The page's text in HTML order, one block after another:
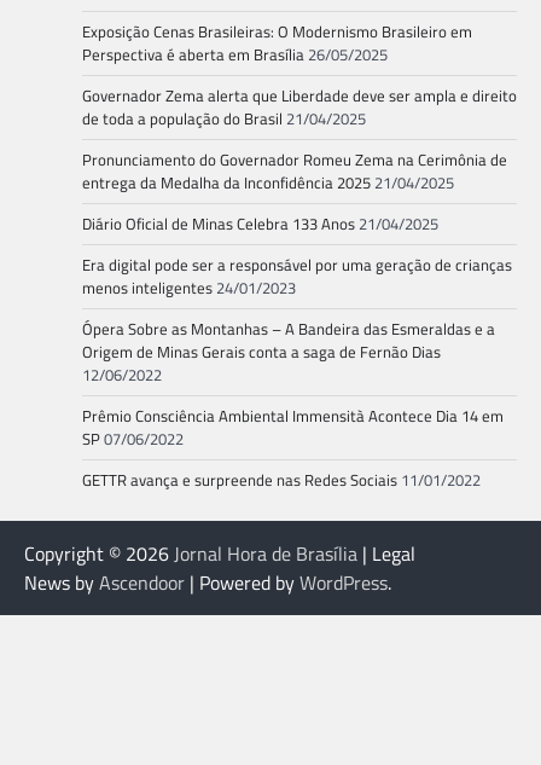
Exposição Cenas Brasileiras: O Modernismo Brasileiro em
Perspectiva é aberta em Brasília 26/05/2025
Governador Zema alerta que Liberdade deve ser ampla e direito
de toda a população do Brasil 21/04/2025
Pronunciamento do Governador Romeu Zema na Cerimônia de
entrega da Medalha da Inconfidência 2025 21/04/2025
Diário Oficial de Minas Celebra 133 Anos 21/04/2025
Era digital pode ser a responsável por uma geração de crianças
menos inteligentes 24/01/2023
Ópera Sobre as Montanhas – A Bandeira das Esmeraldas e a
Origem de Minas Gerais conta a saga de Fernão Dias
12/06/2022
Prêmio Consciência Ambiental Immensità Acontece Dia 14 em
SP07/06/2022
GETTR avança e surpreende nas Redes Sociais 11/01/2022
Copyright © 2026Jornal Hora de Brasília | Legal
News byAscendoor | Powered byWordPress.